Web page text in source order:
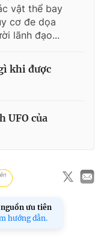
vật thể bay
cơ đe dọa
lãnh đạo...
khi được
UFO của
nguồn ưu tiên
hướng dẫn.